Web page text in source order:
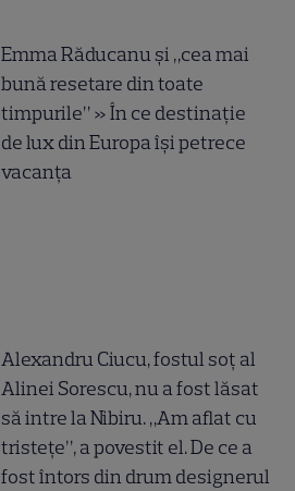
Emma Răducanu și „cea mai
bună resetare din toate
timpurile” » În ce destinație
de lux din Europa își petrece
vacanța
Alexandru Ciucu, fostul soț al
Alinei Sorescu, nu a fost lăsat
să intre la Nibiru. „Am aflat cu
tristețe”, a povestit el. De ce a
fost întors din drum designerul